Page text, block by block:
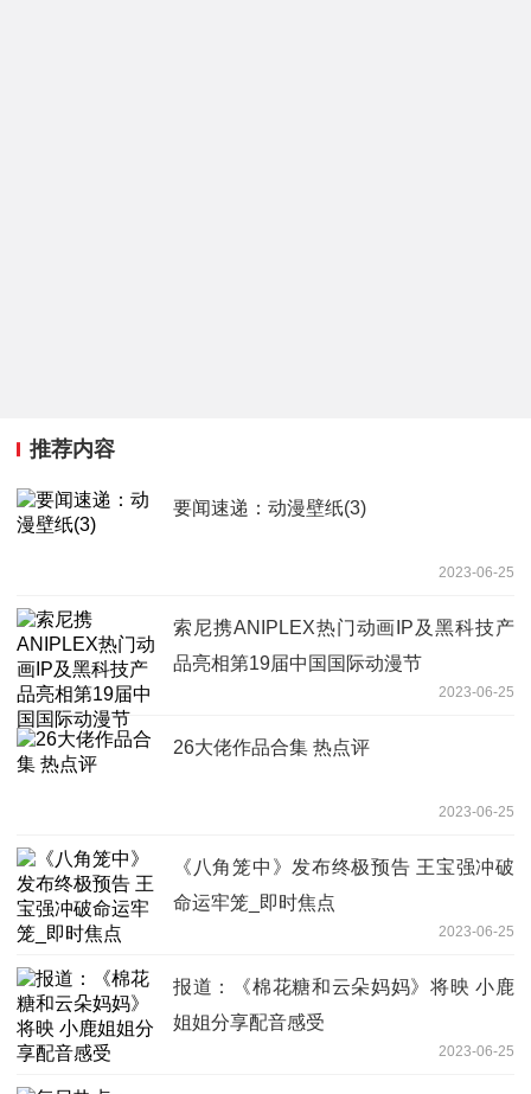
推荐内容
要闻速递：动漫壁纸(3)
2023-06-25
索尼携ANIPLEX热门动画IP及黑科技产
品亮相第19届中国国际动漫节
2023-06-25
26大佬作品合集 热点评
2023-06-25
《八角笼中》发布终极预告 王宝强冲破
命运牢笼_即时焦点
2023-06-25
报道：《棉花糖和云朵妈妈》将映 小鹿
姐姐分享配音感受
2023-06-25